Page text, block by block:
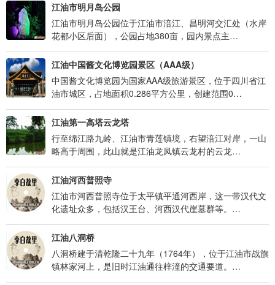
江油市明月岛公园
江油市明月岛公园位于江油市涪江、昌明河交汇处（水岸
花都小区后面），公园占地380亩，园内景点主…
江油中国酱文化博览园景区（AAA级）
中国酱文化博览园为国家AAA级旅游景区，位于四川省江
油市城区，占地面积0.286平方公里，创建范围0…
江油第一高塔云龙塔
行至绵江路九岭、江油市青莲镇境，右望涪江对岸，一山
略高于周围，此山就是江油龙凤镇云龙村的云龙…
江油河西普照寺
江油市河西普照寺位于太平镇平通河西岸，这一带汉代文
化遗址众多，包括汉王台、河西汉代崖墓群等。…
江油八洞桥
八洞桥建于清乾隆二十九年（1764年），位于江油市战旗
镇林家河上，是旧时江油通往梓潼的交通要道。…